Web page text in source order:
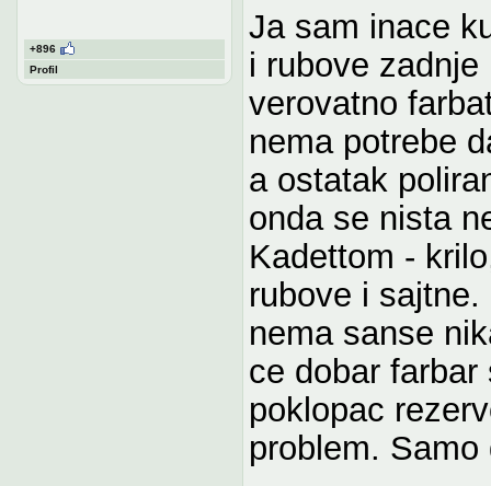
+896
Profil
Ja sam inace
i rubove
verovatno
nema potrebe
a ostatak
onda se nista
Kadettom -
rubove i
nema sanse
ce dobar
poklopac
problem.